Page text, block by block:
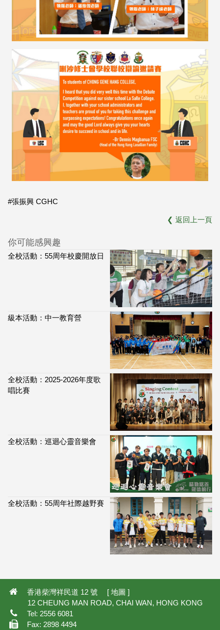
#張振興 CGHC
❮ 返回上一頁
你可能感興趣
全校活動：55周年校慶開放日
級本活動：中一教育營
全校活動：2025-2026年度歌
唱比賽
全校活動：巡迴心靈音樂會
全校活動：55周年社際越野賽
香港柴灣祥民道 12 號 [ 地圖]
12 CHEUNG MAN ROAD, CHAI WAN, HONG KONG
Tel: 2556 6081
Fax: 2898 4494